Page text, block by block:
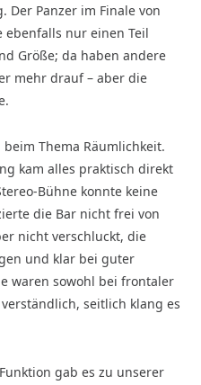
Der Panzer im Finale von
ebenfalls nur einen Teil
Größe; da haben andere
mehr drauf – aber die
Thema Räumlichkeit.
kam alles praktisch direkt
Bühne konnte keine
die Bar nicht frei von
nicht verschluckt, die
und klar bei guter
waren sowohl bei frontaler
seitlich klang es
gab es zu unserer